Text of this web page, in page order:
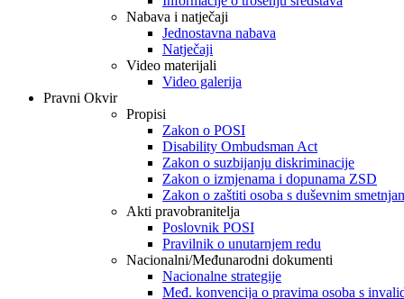
Nabava i natječaji
Jednostavna nabava
Natječaji
Video materijali
Video galerija
Pravni Okvir
Propisi
Zakon o POSI
Disability Ombudsman Act
Zakon o suzbijanju diskriminacije
Zakon o izmjenama i dopunama ZSD
Zakon o zaštiti osoba s duševnim
Akti pravobranitelja
Poslovnik POSI
Pravilnik o unutarnjem redu
Nacionalni/Međunarodni dokumenti
Nacionalne strategije
Međ. konvencija o pravima osoba s